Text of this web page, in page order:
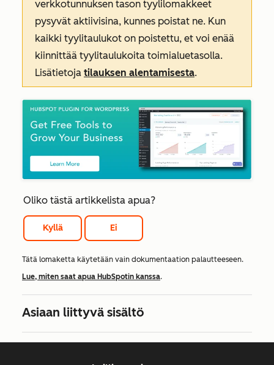
verkkotunnuksen tason tyylilomakkeet
pysyvät aktiivisina, kunnes poistat ne. Kun
kaikki tyylitaulukot on poistettu, et voi enää
kiinnittää tyylitaulukoita toimialuetasolla.
Lisätietoja tilauksen alentamisesta.
Oliko tästä artikkelista apua?
Kyllä Ei
Tätä lomaketta käytetään vain dokumentaation palautteeseen.
Lue, miten saat apua HubSpotin kanssa.
Asiaan liittyvä sisältö